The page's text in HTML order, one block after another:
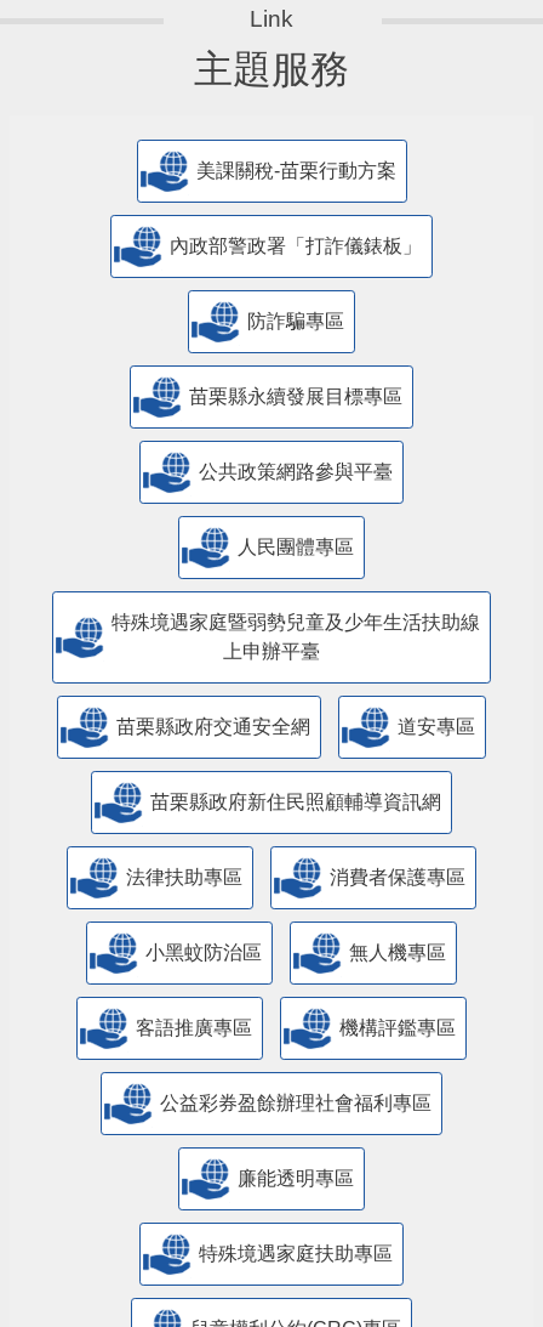
主題服務
美課關稅-苗栗行動方案
內政部警政署「打詐儀錶板」
防詐騙專區
苗栗縣永續發展目標專區
公共政策網路參與平臺
人民團體專區
特殊境遇家庭暨弱勢兒童及少年生活扶助線
上申辦平臺
苗栗縣政府交通安全網 道安專區
苗栗縣政府新住民照顧輔導資訊網
法律扶助專區 消費者保護專區
小黑蚊防治區 無人機專區
客語推廣專區 機構評鑑專區
公益彩券盈餘辦理社會福利專區
廉能透明專區
特殊境遇家庭扶助專區